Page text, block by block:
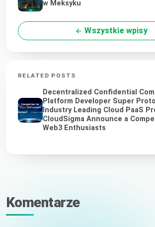
w Meksyku
Wszystkie wpisy
RELATED POSTS
Decentralized Confidential
Platform Developer Super
Industry Leading Cloud PaaS
CloudSigma Announce a
Web3 Enthusiasts
Komentarze